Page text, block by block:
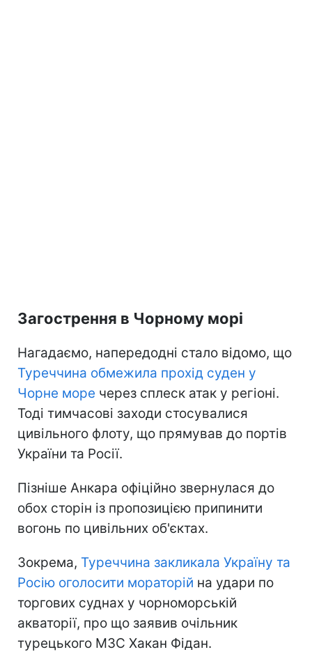
Загострення в Чорному морі
Нагадаємо, напередодні стало відомо, що
Туреччина обмежила прохід суден у
Чорне море через сплеск атак у регіоні.
Тоді тимчасові заходи стосувалися
цивільного флоту, що прямував до портів
України та Росії.
Пізніше Анкара офіційно звернулася до
обох сторін із пропозицією припинити
вогонь по цивільних об'єктах.
Зокрема, Туреччина закликала Україну та
Росію оголосити мораторій на удари по
торгових суднах у чорноморській
акваторії, про що заявив очільник
турецького МЗС Хакан Фідан.